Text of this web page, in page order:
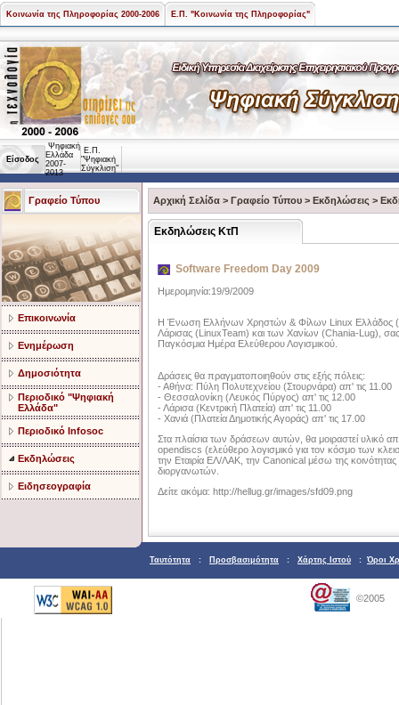
Κοινωνία της Πληροφορίας 2000-2006 Ε.Π. "Κοινωνία της Πληροφορίας"
Είσοδος
Ψηφιακή
Ελλάδα
2007-
2013
Ε.Π.
"Ψηφιακή
Σύγκλιση"
Γραφείο Τύπου
Επικοινωνία
Ενημέρωση
Δημοσιότητα
Περιοδικό "Ψηφιακή
Ελλάδα"
Περιοδικό Infosoc
Εκδηλώσεις
Ειδησεογραφία
Αρχική Σελίδα > Γραφείο Τύπου > Εκδηλώσεις >
Εκδηλώσεις ΚτΠ
Software Freedom Day 2009
Ημερομηνία:19/9/2009
Η Ένωση Ελλήνων Χρηστών & Φίλων Linux Ελλάδος
Λάρισας (LinuxTeam) και των Χανίων (Chania-Lug),
Παγκόσμια Ημέρα Ελεύθερου Λογισμικού.
Δράσεις θα πραγματοποιηθούν στις εξής πόλεις:
- Αθήνα: Πύλη Πολυτεχνείου (Στουρνάρα) απ' τις 11.00
- Θεσσαλονίκη (Λευκός Πύργος) απ' τις 12.00
- Λάρισα (Κεντρική Πλατεία) απ' τις 11.00
- Χανιά (Πλατεία Δημοτικής Αγοράς) απ' τις 17.00
Στα πλαίσια των δράσεων αυτών, θα μοιραστεί υλικό
opendiscs (ελεύθερο λογισμικό για τον κόσμο των
την Εταιρία ΕΛ/ΛΑΚ, την Canonical μέσω της
διοργανωτών.
Δείτε ακόμα: http://hellug.gr/images/sfd09.png
Ταυτότητα : Προσβασιμότητα : Χάρτης Ιστού : Όροι
©2005